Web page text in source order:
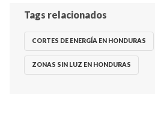
Tags relacionados
CORTES DE ENERGÍA EN HONDURAS
ZONAS SIN LUZ EN HONDURAS